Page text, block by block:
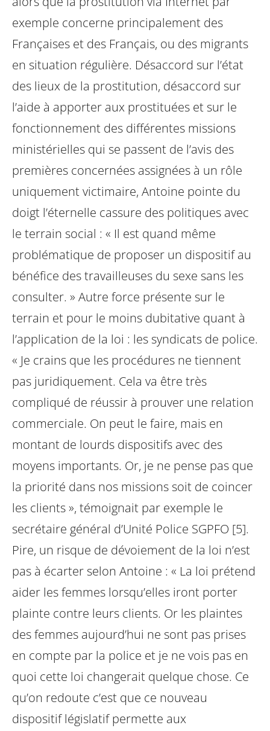
exemple concerne principalement des
Françaises et des Français, ou des migrants
en situation régulière. Désaccord sur l’état
des lieux de la prostitution, désaccord sur
l’aide à apporter aux prostituées et sur le
fonctionnement des différentes missions
ministérielles qui se passent de l’avis des
premières concernées assignées à un rôle
uniquement victimaire, Antoine pointe du
doigt l’éternelle cassure des politiques avec
le terrain social : « Il est quand même
problématique de proposer un dispositif au
bénéfice des travailleuses du sexe sans les
consulter. » Autre force présente sur le
terrain et pour le moins dubitative quant à
l’application de la loi : les syndicats de police.
« Je crains que les procédures ne tiennent
pas juridiquement. Cela va être très
compliqué de réussir à prouver une relation
commerciale. On peut le faire, mais en
montant de lourds dispositifs avec des
moyens importants. Or, je ne pense pas que
la priorité dans nos missions soit de coincer
les clients », témoignait par exemple le
secrétaire général d’Unité Police SGPFO [5].
Pire, un risque de dévoiement de la loi n’est
pas à écarter selon Antoine : « La loi prétend
aider les femmes lorsqu’elles iront porter
plainte contre leurs clients. Or les plaintes
des femmes aujourd’hui ne sont pas prises
en compte par la police et je ne vois pas en
quoi cette loi changerait quelque chose. Ce
qu’on redoute c’est que ce nouveau
dispositif législatif permette aux